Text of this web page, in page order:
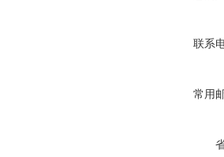
联系
常用